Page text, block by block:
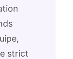
strict